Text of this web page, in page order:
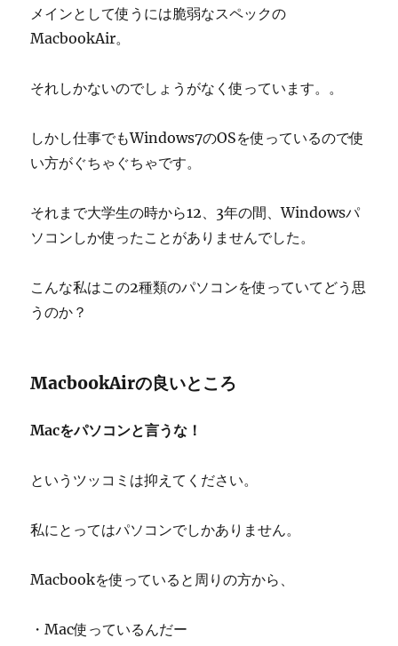
メインとして使うには脆弱なスペックの
MacbookAir。
それしかないのでしょうがなく使っています。。
しかし仕事でもWindows7のOSを使っているので使
い方がぐちゃぐちゃです。
それまで大学生の時から12、3年の間、Windowsパ
ソコンしか使ったことがありませんでした。
こんな私はこの2種類のパソコンを使っていてどう思
うのか？
MacbookAirの良いところ
Macをパソコンと言うな！
というツッコミは抑えてください。
私にとってはパソコンでしかありません。
Macbookを使っていると周りの方から、
・Mac使っているんだー